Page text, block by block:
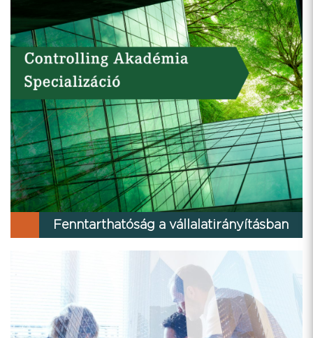
Fenntarthatóság a vállalatirányításban